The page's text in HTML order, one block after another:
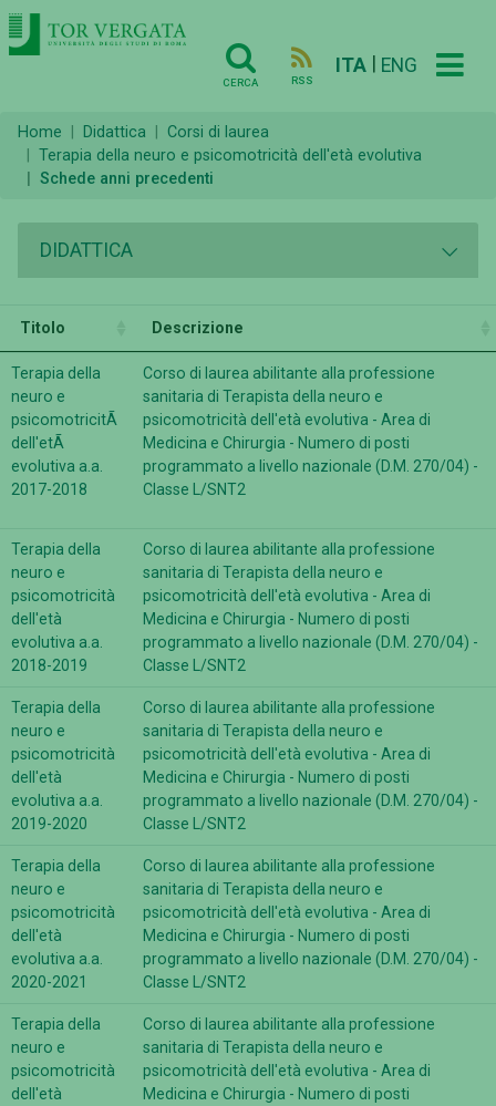
CERCA RSS
ITA ENG
Home Didattica
Corsi di laurea
Terapia della neuro e psicomotricità dell'età evolutiva
Schede anni precedenti
DIDATTICA
Titolo Descrizione
Terapia della
neuro e
psicomotricitÃ
dell'etÃ
evolutiva a.a.
2017-2018
Corso di laurea abilitante alla professione
sanitaria di Terapista della neuro e
psicomotricità dell'età evolutiva - Area di
Medicina e Chirurgia - Numero di posti
programmato a livello nazionale (D.M. 270/04) -
Classe L/SNT2
Terapia della
neuro e
psicomotricità
dell'età
evolutiva a.a.
2018-2019
Corso di laurea abilitante alla professione
sanitaria di Terapista della neuro e
psicomotricità dell'età evolutiva - Area di
Medicina e Chirurgia - Numero di posti
programmato a livello nazionale (D.M. 270/04) -
Classe L/SNT2
Terapia della
neuro e
psicomotricità
dell'età
evolutiva a.a.
2019-2020
Corso di laurea abilitante alla professione
sanitaria di Terapista della neuro e
psicomotricità dell'età evolutiva - Area di
Medicina e Chirurgia - Numero di posti
programmato a livello nazionale (D.M. 270/04) -
Classe L/SNT2
Terapia della
neuro e
psicomotricità
dell'età
evolutiva a.a.
2020-2021
Corso di laurea abilitante alla professione
sanitaria di Terapista della neuro e
psicomotricità dell'età evolutiva - Area di
Medicina e Chirurgia - Numero di posti
programmato a livello nazionale (D.M. 270/04) -
Classe L/SNT2
Terapia della
neuro e
psicomotricità
dell'età
Corso di laurea abilitante alla professione
sanitaria di Terapista della neuro e
psicomotricità dell'età evolutiva - Area di
Medicina e Chirurgia - Numero di posti